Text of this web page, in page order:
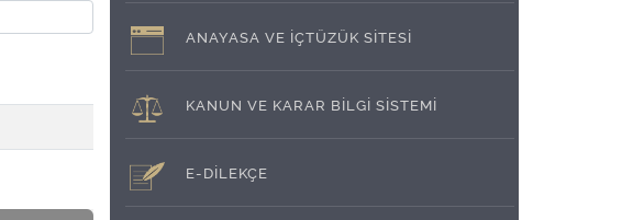
ANAYASA VE İÇTÜZÜK SİTESİ
KANUN VE KARAR BİLGİ SİSTEMİ
E-DİLEKÇE